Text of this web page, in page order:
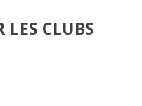
LES CLUBS